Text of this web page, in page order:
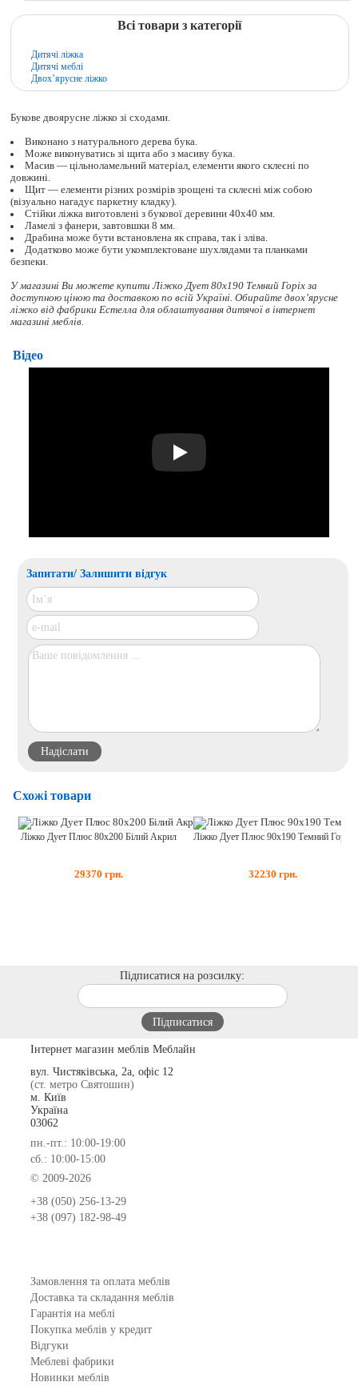
Всі товари з категорії
Дитячі ліжка
Дитячі меблі
Двох’ярусне ліжко
Букове двоярусне ліжко зі сходами.
Виконано з натурального дерева бука.
Може виконуватись зі щита або з масиву бука.
Масив — цільноламельний матеріал, елементи якого склеєні по
довжині.
Щит — елементи різних розмірів зрощені та склеєні між собою
(візуально нагадує паркетну кладку).
Стійки ліжка виготовлені з букової деревини 40х40 мм.
Ламелі з фанери, завтовшки 8 мм.
Драбина може бути встановлена як справа, так і зліва.
Додатково може бути укомплектоване шухлядами та планками
безпеки.
У магазині Ви можете купити Ліжко Дует 80x190 Темний Горіх за
доступною ціною та доставкою по всій Україні. Обирайте двох’ярусне
ліжковід фабрики Естелла для облаштування дитячої в інтернет
магазині меблів.
Відео
Play
Запитати/ Залишити відгук
Схожі товари
Ліжко Дует Плюс 80x200 Білий Акрил
29370 грн.
Ліжко Дует Плюс 90x190 Темний Горіх
32230 грн.
Підписатися на розсилку:
Інтернет магазин меблів Меблайн
вул. Чистяківська, 2а, офіс 12
(ст. метро Святошин)
м. Київ
Україна
03062
пн.-пт.: 10:00-19:00
сб.: 10:00-15:00
© 2009-2026
+38 (050) 256-13-29
+38 (097) 182-98-49
Замовлення та оплата меблів
Доставка та складання меблів
Гарантія на меблі
Покупка меблів у кредит
Відгуки
Меблеві фабрики
Новинки меблів